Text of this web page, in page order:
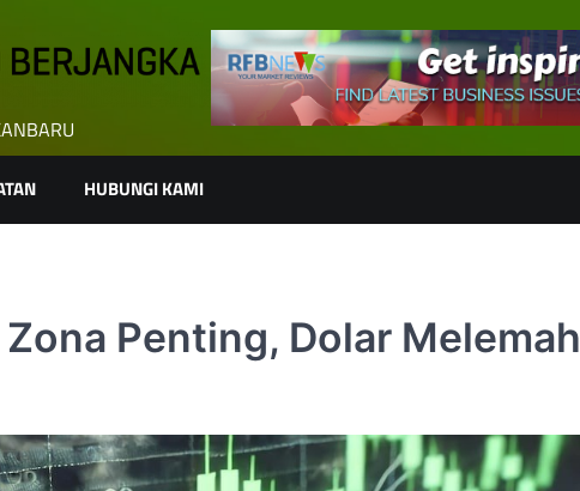
HUBUNGI KAMI
Penting, Dolar Melemah